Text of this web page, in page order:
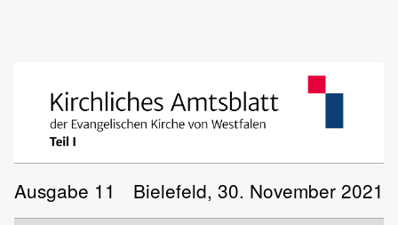
Ausgabe 11
Bielefeld, 30. November 2021